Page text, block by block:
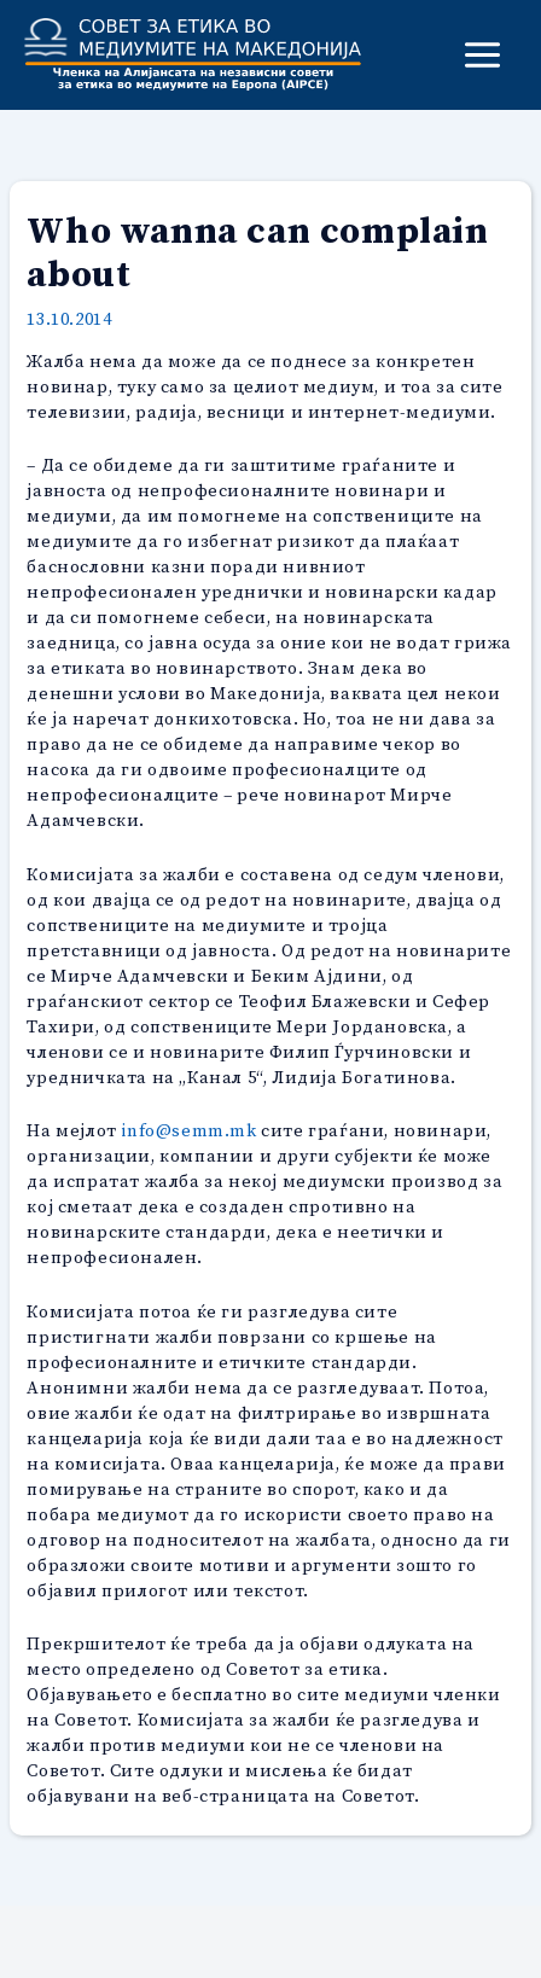
content
Who wanna can complain
about
13.10.2014
Жалба нема да може да се поднесе за конкретен
новинар, туку само за целиот медиум, и тоа за сите
телевизии, радија, весници и интернет-медиуми.
– Да се обидеме да ги заштитиме граѓаните и
јавноста од непрофесионалните новинари и
медиуми, да им помогнеме на сопствениците на
медиумите да го избегнат ризикот да плаќаат
баснословни казни поради нивниот
непрофесионален уреднички и новинарски кадар
и да си помогнеме себеси, на новинарската
заедница, со јавна осуда за оние кои не водат грижа
за етиката во новинарството. Знам дека во
денешни услови во Македонија, ваквата цел некои
ќе ја наречат донкихотовска. Но, тоа не ни дава за
право да не се обидеме да направиме чекор во
насока да ги одвоиме професионалците од
непрофесионалците – рече новинарот Мирче
Адамчевски.
Комисијата за жалби е составена од седум членови,
од кои двајца се од редот на новинарите, двајца од
сопствениците на медиумите и тројца
претставници од јавноста. Од редот на новинарите
се Мирче Адамчевски и Беким Ајдини, од
граѓанскиот сектор се Теофил Блажевски и Сефер
Тахири, од сопствениците Мери Јордановска, а
членови се и новинарите Филип Ѓурчиновски и
уредничката на „Канал 5“, Лидија Богатинова.
На мејлот info@semm.mkсите граѓани, новинари,
организации, компании и други субјекти ќе може
да испратат жалба за некој медиумски производ за
кој сметаат дека е создаден спротивно на
новинарските стандарди, дека е неетички и
непрофесионален.
Комисијата потоа ќе ги разгледува сите
пристигнати жалби поврзани со кршење на
професионалните и етичките стандарди.
Анонимни жалби нема да се разгледуваат. Потоа,
овие жалби ќе одат на филтрирање во извршната
канцеларија која ќе види дали таа е во надлежност
на комисијата. Оваа канцеларија, ќе може да прави
помирување на страните во спорот, како и да
побара медиумот да го искористи своето право на
одговор на подносителот на жалбата, односно да ги
образложи своите мотиви и аргументи зошто го
објавил прилогот или текстот.
Прекршителот ќе треба да ја објави одлуката на
место определено од Советот за етика.
Објавувањето е бесплатно во сите медиуми членки
на Советот. Комисијата за жалби ќе разгледува и
жалби против медиуми кои не се членови на
Советот. Сите одлуки и мислења ќе бидат
објавувани на веб-страницата на Советот.